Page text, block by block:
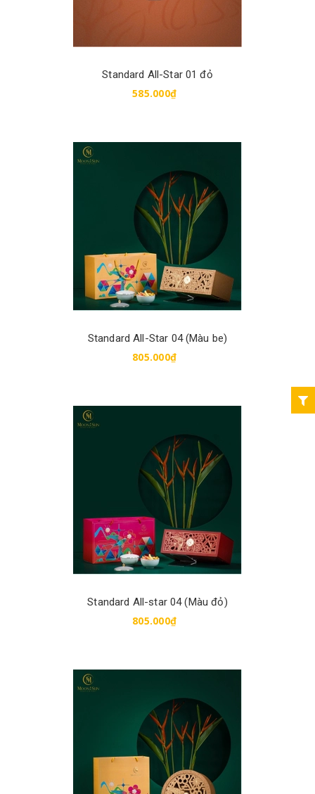
Standard All-Star 01 đỏ
585.000₫
Mua hàng
Standard All-Star 04 (Màu be)
805.000₫
Mua hàng
Standard All-star 04 (Màu đỏ)
805.000₫
Mua hàng